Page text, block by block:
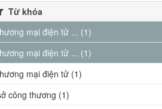
Từ khóa
mại điện tử ... (1)
mại điện tử ... (1)
mại điện tử (1)
công thương (1)